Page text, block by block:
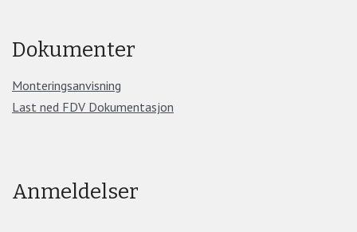
Kapslingsmateriale: Støpejern
Dokumenter
Monteringsanvisning
Last ned FDV Dokumentasjon
Anmeldelser